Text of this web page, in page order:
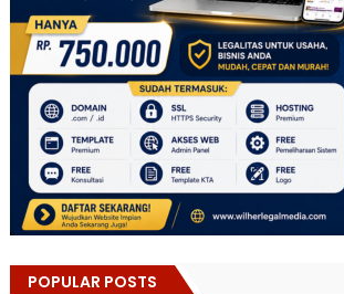
POPULAR POSTS